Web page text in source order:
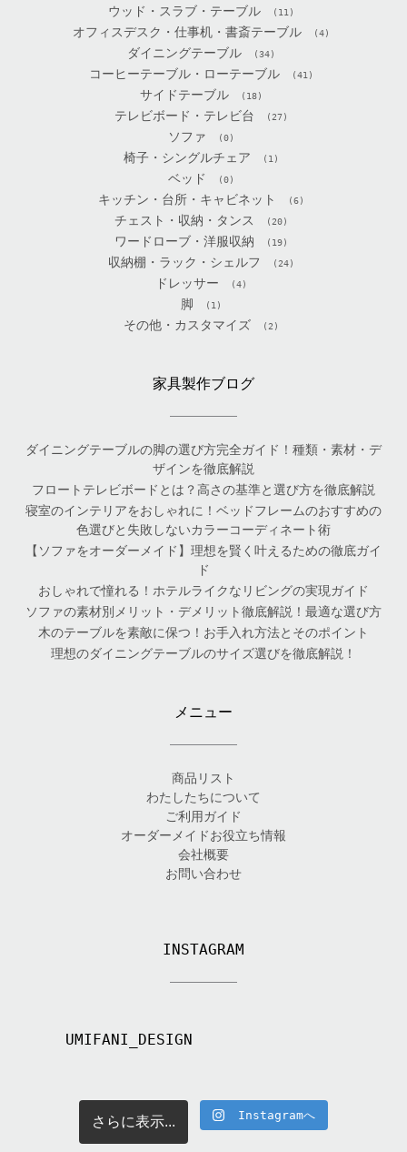
ウッド・スラブ・テーブル (11)
オフィスデスク・仕事机・書斎テーブル (4)
ダイニングテーブル (34)
コーヒーテーブル・ローテーブル (41)
サイドテーブル (18)
テレビボード・テレビ台 (27)
ソファ (0)
椅子・シングルチェア (1)
ベッド (0)
キッチン・台所・キャビネット (6)
チェスト・収納・タンス (20)
ワードローブ・洋服収納 (19)
収納棚・ラック・シェルフ (24)
ドレッサー (4)
脚 (1)
その他・カスタマイズ (2)
家具製作ブログ
ダイニングテーブルの脚の選び方完全ガイド！種類・素材・デ
ザインを徹底解説
フロートテレビボードとは？高さの基準と選び方を徹底解説
寝室のインテリアをおしゃれに！ベッドフレームのおすすめの
色選びと失敗しないカラーコーディネート術
【ソファをオーダーメイド】理想を賢く叶えるための徹底ガイ
ド
おしゃれで憧れる！ホテルライクなリビングの実現ガイド
ソファの素材別メリット・デメリット徹底解説！最適な選び方
木のテーブルを素敵に保つ！お手入れ方法とそのポイント
理想のダイニングテーブルのサイズ選びを徹底解説！
メニュー
商品リスト
わたしたちについて
ご利用ガイド
オーダーメイドお役立ち情報
会社概要
お問い合わせ
INSTAGRAM
UMIFANI_DESIGN
さらに表示... Instagramへ